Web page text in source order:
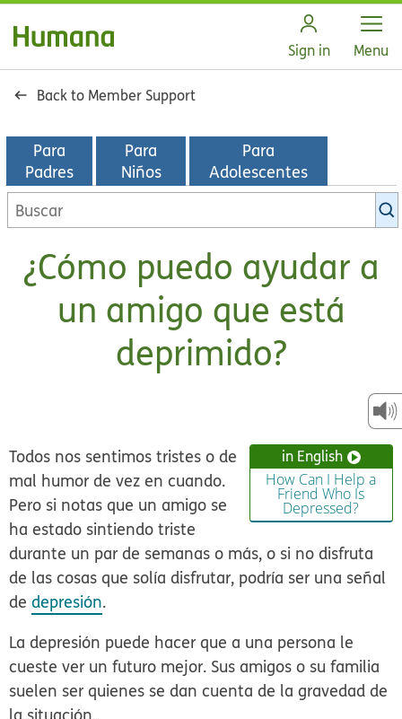
Sign in Open
Menu
Back to Member Support
Para
Padres
Para
Niños
Para
Adolescentes
Buscar
en
biblioteca
KidsHealth
¿Cómo puedo ayudar a
un amigo que está
deprimido?
in English
How Can I Help a
Friend Who Is
Depressed?
Todos nos sentimos tristes o de
mal humor de vez en cuando.
Pero si notas que un amigo se
ha estado sintiendo triste
durante un par de semanas o más, o si no disfruta
de las cosas que solía disfrutar, podría ser una señal
dedepresión.
La depresión puede hacer que a una persona le
cueste ver un futuro mejor. Sus amigos o su familia
suelen ser quienes se dan cuenta de la gravedad de